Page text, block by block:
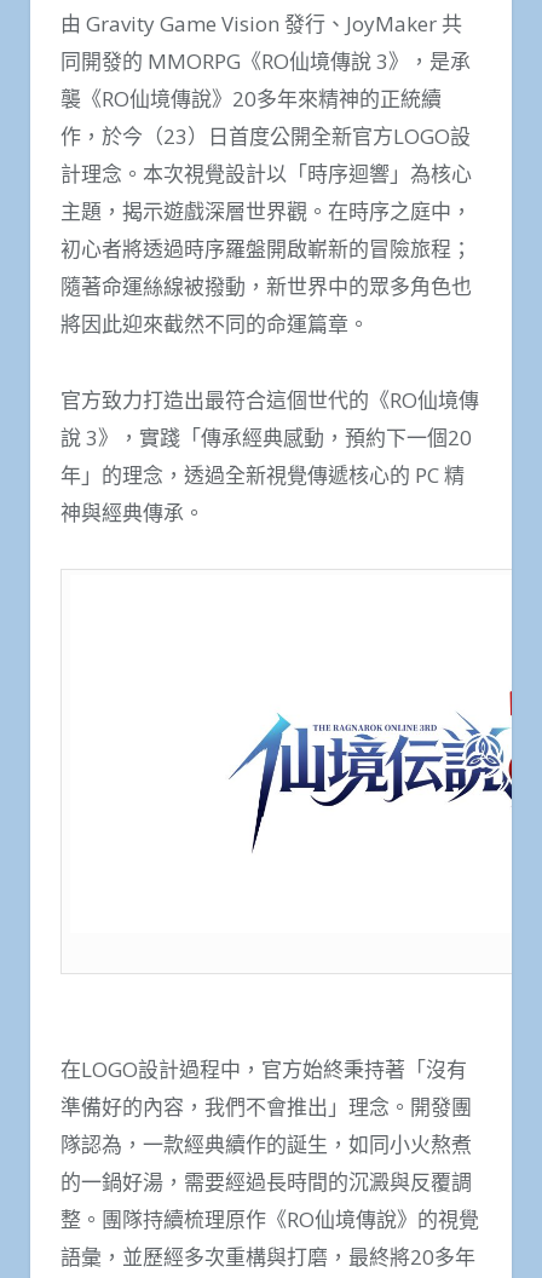
由 Gravity Game Vision 發行、JoyMaker 共
同開發的 MMORPG《RO仙境傳說 3》，是承
襲《RO仙境傳說》20多年來精神的正統續
作，於今（23）日首度公開全新官方LOGO設
計理念。本次視覺設計以「時序迴響」為核心
主題，揭示遊戲深層世界觀。在時序之庭中，
初心者將透過時序羅盤開啟嶄新的冒險旅程；
隨著命運絲線被撥動，新世界中的眾多角色也
將因此迎來截然不同的命運篇章。
官方致力打造出最符合這個世代的《RO仙境傳
說 3》，實踐「傳承經典感動，預約下一個20
年」的理念，透過全新視覺傳遞核心的 PC 精
神與經典傳承。
在LOGO設計過程中，官方始終秉持著「沒有
準備好的內容，我們不會推出」理念。開發團
隊認為，一款經典續作的誕生，如同小火熬煮
的一鍋好湯，需要經過長時間的沉澱與反覆調
整。團隊持續梳理原作《RO仙境傳說》的視覺
語彙，並歷經多次重構與打磨，最終將20多年